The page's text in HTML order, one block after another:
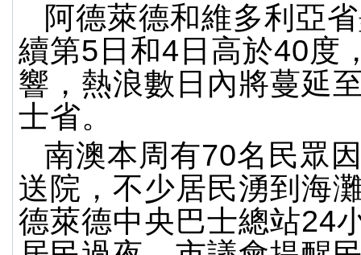
阿德萊德和維多利亞
續第5日和4日高於40度
響，熱浪數日內將蔓延
士省。
南澳本周有70名民眾
送院，不少居民湧到海
德萊德中央巴士總站24